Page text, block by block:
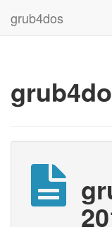
grub4dos